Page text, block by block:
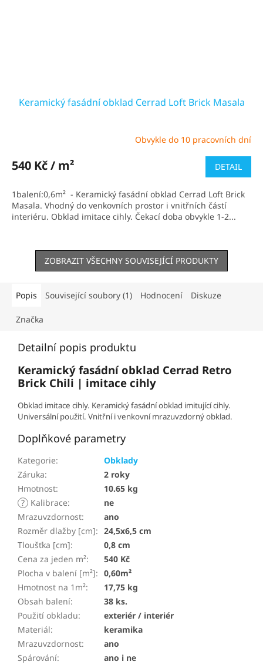
Keramický fasádní obklad Cerrad Loft Brick Masala
produktu
z
5
hvězdiček.
Obvykle do 10 pracovních dní
540 Kč / m² DETAIL
1balení:0,6m² - Keramický fasádní obklad Cerrad Loft Brick
Masala. Vhodný do venkovních prostor i vnitřních částí
interiéru. Obklad imitace cihly. Čekací doba obvykle 1-2...
ZOBRAZIT VŠECHNY SOUVISEJÍCÍ PRODUKTY
Popis Související soubory (1) Hodnocení Diskuze
Značka
Detailní popis produktu
Keramický fasádní obklad Cerrad Retro
Brick Chili | imitace cihly
Obklad imitace cihly. Keramický fasádní obklad imitující cihly.
Universální použití. Vnitřní i venkovní mrazuvzdorný obklad.
Doplňkové parametry
Kategorie:
Obklady
Záruka:
2 roky
Hmotnost:
10.65 kg
? Kalibrace:
ne
Mrazuvzdornost:
ano
Rozměr dlažby [cm]: 24,5x6,5 cm
Tloušťka [cm]:
0,8 cm
Cena za jeden m²:
540 Kč
Plocha v balení [m²]: 0,60m²
Hmotnost na 1m²:
17,75 kg
Obsah balení:
38 ks.
Použití obkladu:
exteriér / interiér
Materiál:
keramika
Mrazuvzdornost:
ano
Spárování:
ano i ne